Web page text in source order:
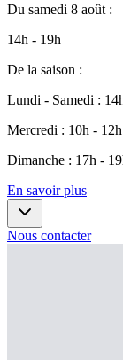
Du samedi 8 août :
14h - 19h
De la saison :
Lundi - Samedi :
Mercredi : 10h -
Dimanche : 17h -
En savoir plus
Nous contacter